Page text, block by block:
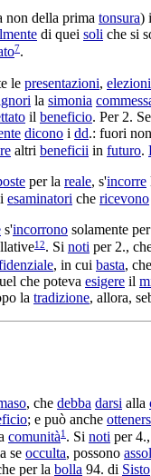
non della prima tonsura)
di quei soli che si
7.
le presentazioni, elezioni
la simonia
il beneficio. Per 2.
dicono i dd.: fuori
altri beneficii in futuro.
per la reale, s'incorre
esaminatori che ricevono
s'incorrono solamente
12. Si noti per 2.,
, in cui basta,
che poteva esigere il
la tradizione, allora,
, che debba darsi alla
; e può anche
comunità1 . Si noti per
se occulta, possono
per la bolla 94. di Sisto